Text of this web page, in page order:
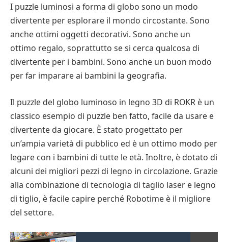
I puzzle luminosi a forma di globo sono un modo
divertente per esplorare il mondo circostante. Sono
anche ottimi oggetti decorativi. Sono anche un
ottimo regalo, soprattutto se si cerca qualcosa di
divertente per i bambini. Sono anche un buon modo
per far imparare ai bambini la geografia.
Il puzzle del globo luminoso in legno 3D di ROKR è un
classico esempio di puzzle ben fatto, facile da usare e
divertente da giocare. È stato progettato per
un’ampia varietà di pubblico ed è un ottimo modo per
legare con i bambini di tutte le età. Inoltre, è dotato di
alcuni dei migliori pezzi di legno in circolazione. Grazie
alla combinazione di tecnologia di taglio laser e legno
di tiglio, è facile capire perché Robotime è il migliore
del settore.